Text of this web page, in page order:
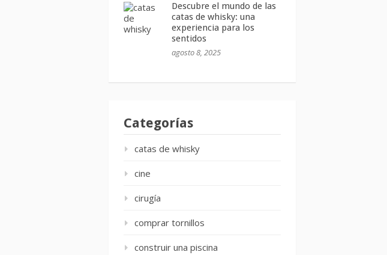
Descubre el mundo de las
catas de whisky: una
experiencia para los
sentidos
agosto 8, 2025
Categorías
catas de whisky
cine
cirugía
comprar tornillos
construir una piscina